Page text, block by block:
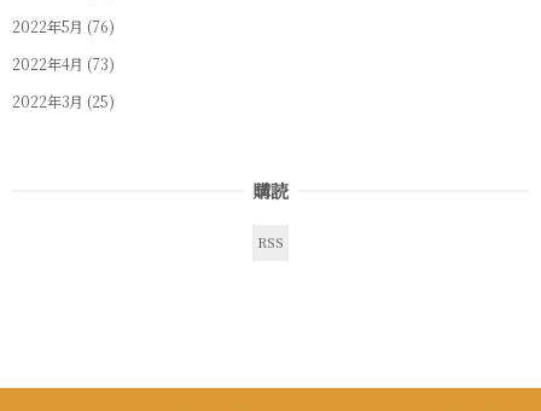
2022年5月 (76)
2022年4月 (73)
2022年3月 (25)
購読
RSS